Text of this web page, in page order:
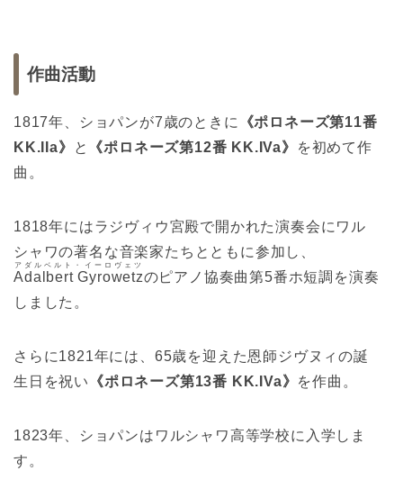
作曲活動
1817年、ショパンが7歳のときに
《ポロネーズ第11番
KK.IIa》
と 《ポロネーズ第12番 KK.IVa》
を初めて作
曲。
1818年にはラジヴィウ宮殿で開かれた演奏会にワル
シャワの著名な音楽家たちとともに参加し、
Adalbert Gyrowetz
アダルベルト・イーロヴェツ
のピアノ協奏曲第5番ホ短調を演奏
しました。
さらに1821年には、65歳を迎えた恩師ジヴヌィの誕
生日を祝い
《ポロネーズ第13番 KK.IVa》 を作曲。
1823年、ショパンはワルシャワ高等学校に入学しま
す。